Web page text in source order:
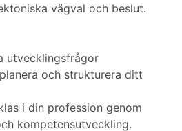
vägval och beslut.
utvecklingsfrågor
och strukturera ditt
i din profession genom
kompetensutveckling.